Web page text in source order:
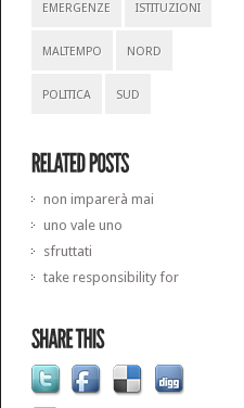
EMERGENZE ISTITUZIONI
MALTEMPO NORD
POLITICA SUD
non imparerà mai
uno vale uno
sfruttati
take responsibility for